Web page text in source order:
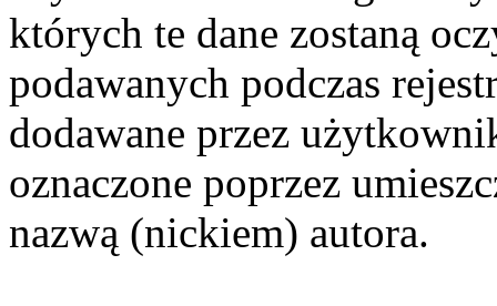
których te dane zostaną
podawanych podczas
dodawane przez
oznaczone poprzez
nazwą (nickiem) autora.